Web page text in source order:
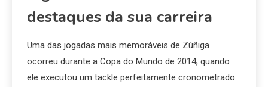
destaques da sua carreira
Uma das jogadas mais memoráveis de Zúñiga
ocorreu durante a Copa do Mundo de 2014, quando
ele executou um tackle perfeitamente cronometrado